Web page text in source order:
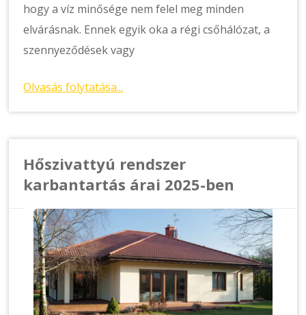
hogy a víz minősége nem felel meg minden
elvárásnak. Ennek egyik oka a régi csőhálózat, a
szennyeződések vagy
Olvasás folytatása...
Hőszivattyú rendszer
karbantartás árai 2025-ben